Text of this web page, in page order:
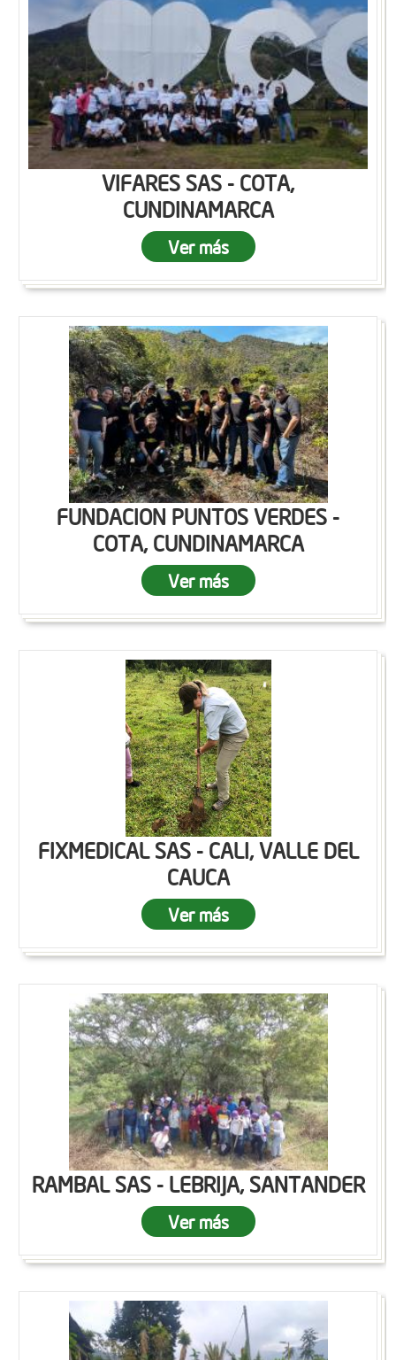
VIFARES SAS - COTA,
CUNDINAMARCA
Ver más
FUNDACION PUNTOS VERDES -
COTA, CUNDINAMARCA
Ver más
FIXMEDICAL SAS - CALI, VALLE DEL
CAUCA
Ver más
RAMBAL SAS - LEBRIJA, SANTANDER
Ver más